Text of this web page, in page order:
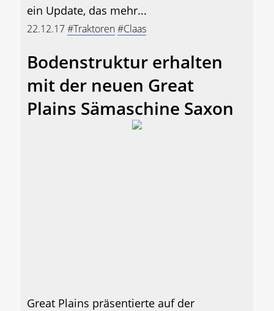
ein Update, das mehr...
22.12.17#Traktoren#Claas
Bodenstruktur erhalten
mit der neuen Great
Plains Sämaschine Saxon
Great Plains präsentierte auf der